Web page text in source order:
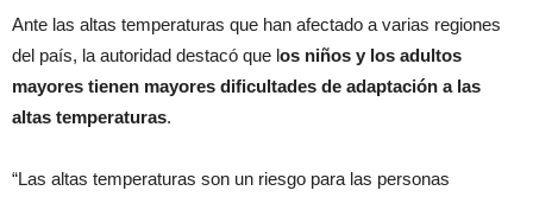
Ante las altas temperaturas que han afectado a varias regiones
del país, la autoridad destacó que los niños y los adultos
mayores tienen mayores dificultades de adaptación a las
altas temperaturas.
“Las altas temperaturas son un riesgo para las personas